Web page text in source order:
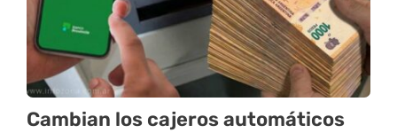
Cambian los cajeros automáticos